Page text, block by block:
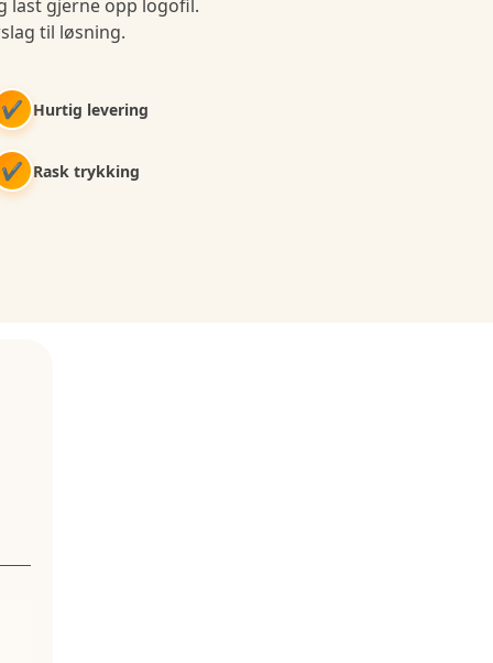
last gjerne opp logofil.
til løsning.
✔ Hurtig levering
✔ Rask trykking